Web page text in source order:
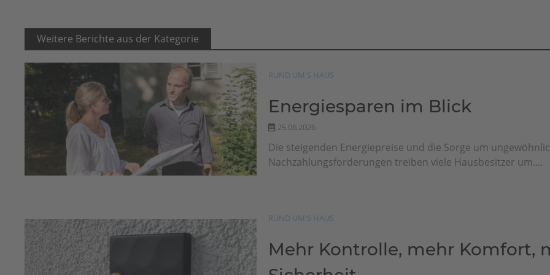
Weitere Berichte aus der Kategorie
RUND UM'S HAUS
Energiesparen im Blick
25.06.2026
Die steigenden Energiepreise und die Sorge um
Nachzahlungsforderungen treiben viele Hausbesitzer um....
RUND UM'S HAUS
Mehr Kontrolle, mehr Komfort,